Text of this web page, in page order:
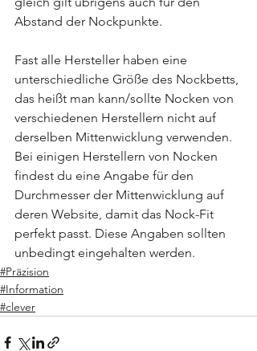
Abstand der Nockpunkte.
Fast alle Hersteller haben eine
unterschiedliche Größe des Nockbetts,
das heißt man kann/sollte Nocken von
verschiedenen Herstellern nicht auf
derselben Mittenwicklung verwenden.
Bei einigen Herstellern von Nocken
findest du eine Angabe für den
Durchmesser der Mittenwicklung auf
deren Website, damit das Nock-Fit
perfekt passt. Diese Angaben sollten
unbedingt eingehalten werden.
#Präzision
#Information
#clever